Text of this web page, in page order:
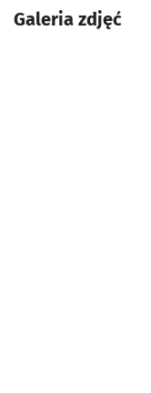
Galeria zdjęć